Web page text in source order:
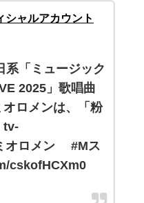
シャルアカウント
系「ミュージック
2025」歌唱曲
ロメンは、「粉
tv-
オロメン #Mス
cskofHCXm0